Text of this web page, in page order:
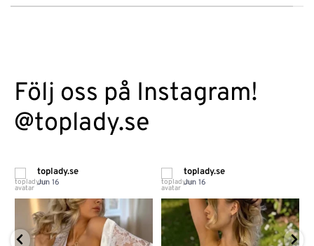
Följ oss på Instagram!
@toplady.se
toplady.se
Jun 16
toplady.se
Jun 16